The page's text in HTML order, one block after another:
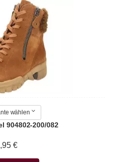
wählen
904802-200/082
€